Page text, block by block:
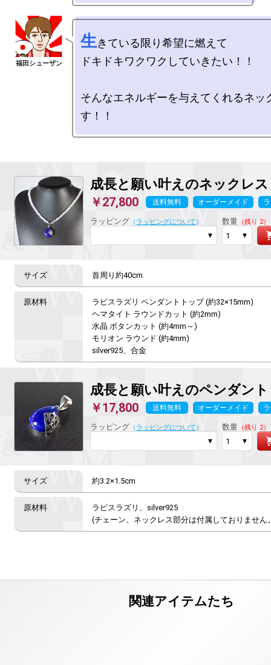
生きている限り希望に燃えて
ドキドキワクワクしていきたい！！
そんなエネルギーを与えてくれるネッ
成長と願い叶えのネックレス
￥27,800 送料無料 オーダーメイド
ラッピング （ ラッピングについて ） 数量（残り 2）
首周り約40cm
ラピスラズリ ペンダントトップ (約32×15mm)
ヘマタイト ラウンドカット (約2mm)
水晶 ボタンカット (約4mm～)
モリオン ラウンド (約4mm)
silver925、合金
成長と願い叶えのペンダン
￥17,800 送料無料 オーダーメイド
ラッピング （ ラッピングについて ） 数量（残り 2）
約3.2×1.5cm
ラピスラズリ、silver925
(チェーン、ネックレス部分は付属しておりません